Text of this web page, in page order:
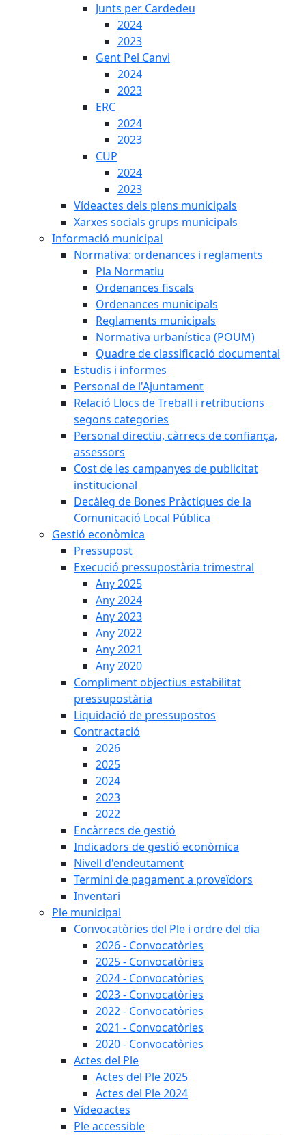
Junts per Cardedeu
2024
2023
Gent Pel Canvi
2024
2023
ERC
2024
2023
CUP
2024
2023
Vídeactes dels plens municipals
Xarxes socials grups municipals
Informació municipal
Normativa: ordenances i reglaments
Pla Normatiu
Ordenances fiscals
Ordenances municipals
Reglaments municipals
Normativa urbanística (POUM)
Quadre de classificació documental
Estudis i informes
Personal de l'Ajuntament
Relació Llocs de Treball i retribucions
segons categories
Personal directiu, càrrecs de confiança,
assessors
Cost de les campanyes de publicitat
institucional
Decàleg de Bones Pràctiques de la
Comunicació Local Pública
Gestió econòmica
Pressupost
Execució pressupostària trimestral
Any 2025
Any 2024
Any 2023
Any 2022
Any 2021
Any 2020
Compliment objectius estabilitat
pressupostària
Liquidació de pressupostos
Contractació
2026
2025
2024
2023
2022
Encàrrecs de gestió
Indicadors de gestió econòmica
Nivell d'endeutament
Termini de pagament a proveïdors
Inventari
Ple municipal
Convocatòries del Ple i ordre del dia
2026 - Convocatòries
2025 - Convocatòries
2024 - Convocatòries
2023 - Convocatòries
2022 - Convocatòries
2021 - Convocatòries
2020 - Convocatòries
Actes del Ple
Actes del Ple 2025
Actes del Ple 2024
Vídeoactes
Ple accessible